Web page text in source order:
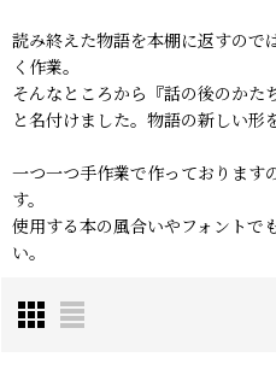
読み終えた物語を本棚に返すので
く作業。
そんなところから『話の後のか
と名付けました。物語の新しい形
一つ一つ手作業で作っております
す。
使用する本の風合いやフォントで
い。